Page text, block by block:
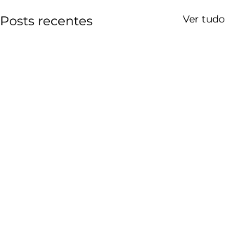
Posts recentes Ver tudo